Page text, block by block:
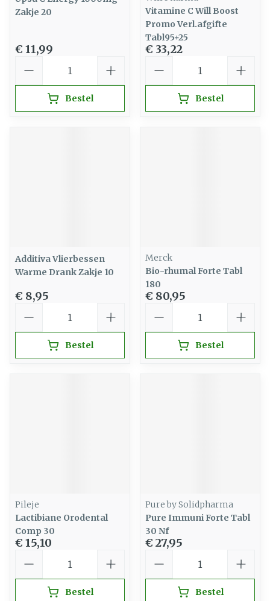
Zakje 20
€ 11,99
Bestel
Vitamine C Will Boost
Promo Verl.afgifte
Tabl95+25
€ 33,22
Bestel
Additiva Vlierbessen
Warme Drank Zakje 10
€ 8,95
Bestel
Merck
Bio-rhumal Forte Tabl
180
€ 80,95
Bestel
Pileje
Lactibiane Orodental
Comp 30
€ 15,10
Bestel
Pure by Solidpharma
Pure Immuni Forte Tabl
30 Nf
€ 27,95
Bestel